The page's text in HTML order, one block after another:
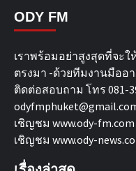
ODY FM
เราพร้อมอย่าสูงสุดที่จะ
ตรงมา -ด้วยทีมงานมืออ
ติดต่อสอบถาม โทร 081-
เชิญชม www.ody-fm.com
เชิญชม www.ody-